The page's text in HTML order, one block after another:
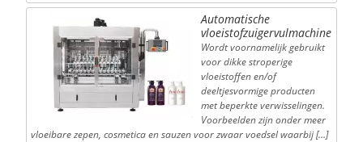
Automatische
vloeistofzuigervulmachine
Wordt voornamelijk gebruikt
voor dikke stroperige
vloeistoffen en/of
deeltjesvormige producten
met beperkte verwisselingen.
Voorbeelden zijn onder meer
vloeibare zepen, cosmetica en sauzen voor zwaar voedsel waarbij […]